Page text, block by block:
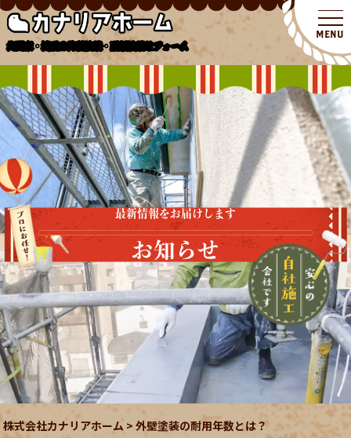
北関東・埼玉の外壁塗装・屋根塗装リフォーム
最新情報をお届けします
お知らせ
株式会社カナリアホーム >外壁塗装の耐用年数とは？